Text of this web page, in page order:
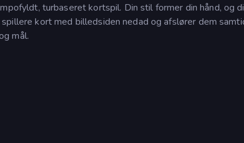
turbaseret kortspil. Din stil former din hånd, og
kort med billedsiden nedad og afslører dem
mål.